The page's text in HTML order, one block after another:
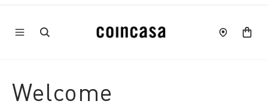
Welcome